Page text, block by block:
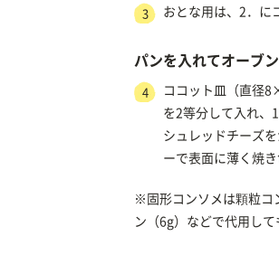
3 おとな用は、2．に
パンを入れてオーブ
4
ココット皿（直径
を2等分して入れ、
シュレッドチーズ
ーで表面に薄く焼き
※固形コンソメは顆粒コ
ン（6g）などで代用して